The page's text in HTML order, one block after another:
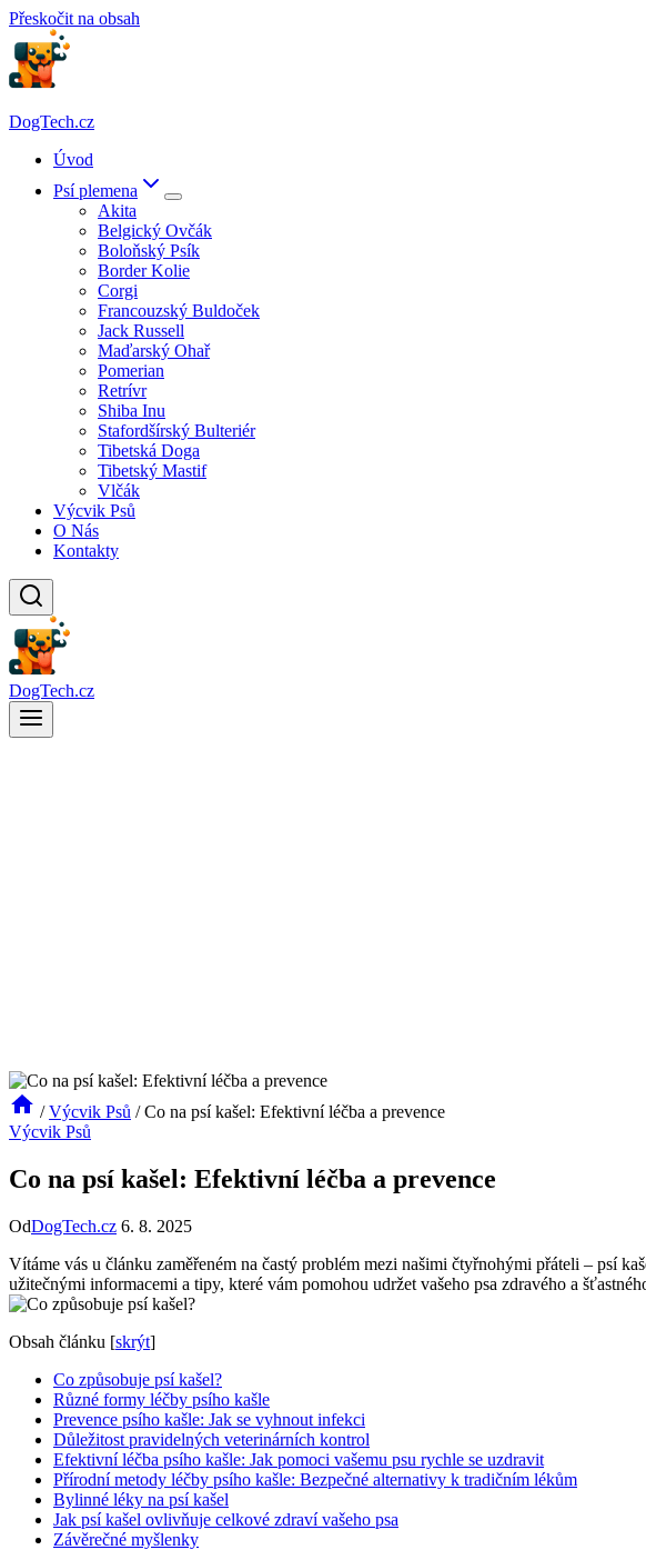
Přeskočit na obsah
DogTech.cz
Úvod
Psí plemena
Akita
Belgický Ovčák
Boloňský Psík
Border Kolie
Corgi
Francouzský Buldoček
Jack Russell
Maďarský Ohař
Pomerian
Retrívr
Shiba Inu
Stafordšírský Bulteriér
Tibetská Doga
Tibetský Mastif
Vlčák
Výcvik Psů
O Nás
Kontakty
DogTech.cz
/ Výcvik Psů / Co na psí kašel: Efektivní léčba a prevence
Výcvik Psů
Co na psí kašel: Efektivní léčba a prevence
OdDogTech.cz 6. 8. 2025
Vítáme vás u článku zaměřeném na častý problém mezi našimi čtyřnohými přáteli – psí
užitečnými informacemi a tipy, které vám pomohou udržet vašeho psa zdravého a
Obsah článku [skrýt]
Co způsobuje psí kašel?
Různé formy léčby psího kašle
Prevence psího kašle: Jak se vyhnout infekci
Důležitost pravidelných veterinárních kontrol
Efektivní léčba psího kašle: Jak pomoci vašemu psu rychle se uzdravit
Přírodní metody léčby psího kašle: Bezpečné alternativy k tradičním lékům
Bylinné léky na psí kašel
Jak psí kašel ovlivňuje celkové zdraví vašeho psa
Závěrečné myšlenky